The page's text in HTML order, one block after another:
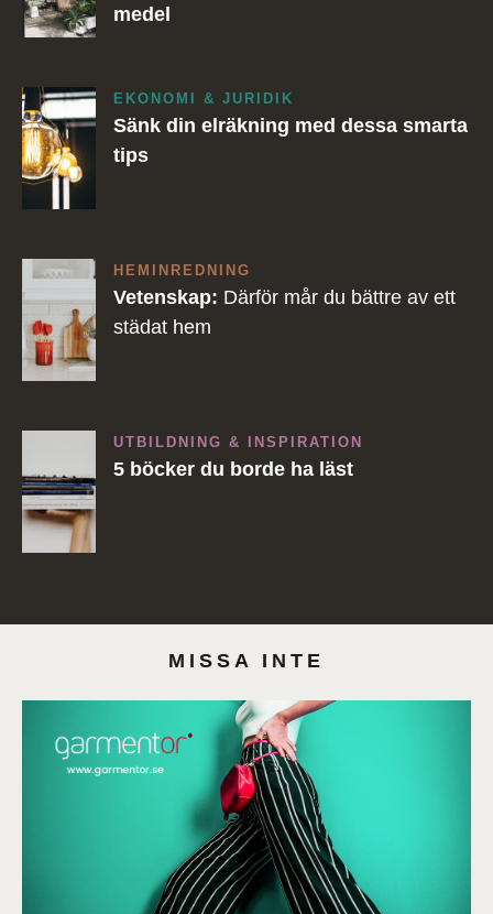
medel
EKONOMI & JURIDIK
Sänk din elräkning med dessa smarta
tips
HEMINREDNING
Vetenskap: Därför mår du bättre av ett
städat hem
UTBILDNING & INSPIRATION
5 böcker du borde ha läst
MISSA INTE